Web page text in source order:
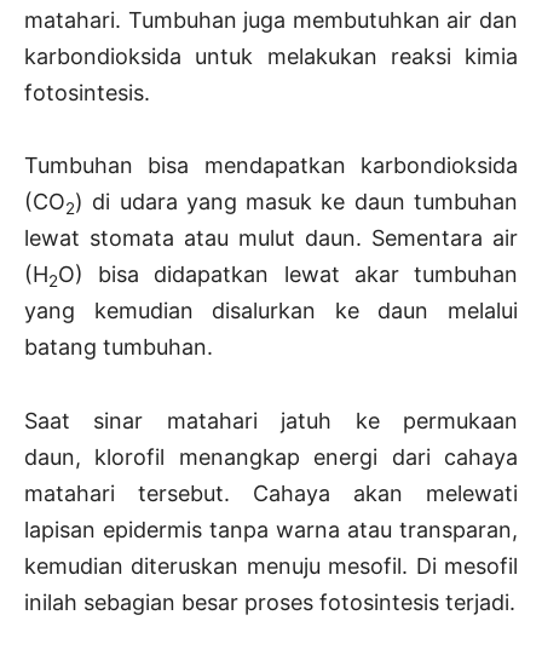
matahari. Tumbuhan juga membutuhkan air dan
karbondioksida untuk melakukan reaksi kimia
fotosintesis.
Tumbuhan bisa mendapatkan karbondioksida
(CO2) di udara yang masuk ke daun tumbuhan
lewat stomata atau mulut daun. Sementara air
(H2O) bisa didapatkan lewat akar tumbuhan
yang kemudian disalurkan ke daun melalui
batang tumbuhan.
Saat sinar matahari jatuh ke permukaan
daun, klorofil menangkap energi dari cahaya
matahari tersebut. Cahaya akan melewati
lapisan epidermis tanpa warna atau transparan,
kemudian diteruskan menuju mesofil. Di mesofil
inilah sebagian besar proses fotosintesis terjadi.